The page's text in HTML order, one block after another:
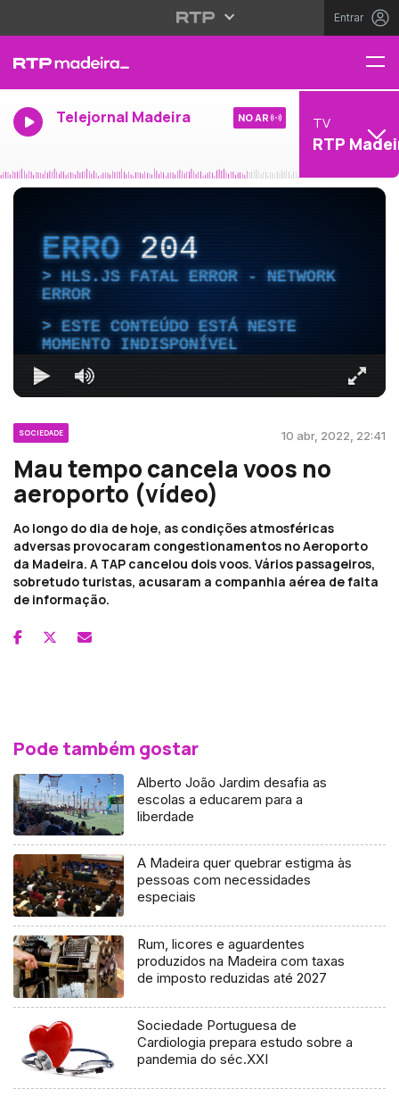
Entrar
Telejornal Madeira NO AR TV
RTP
ERRO204
HLS.JS FATAL ERROR - NETWORK
ERROR
ESTE CONTEÚDO ESTÁ NESTE
MOMENTO INDISPONÍVEL
SOCIEDADE 10 abr, 2022, 22:41
Mau tempo cancela voos no
aeroporto (vídeo)
Ao longo do dia de hoje, as condições atmosféricas
adversas provocaram congestionamentos no Aeroporto
da Madeira. A TAP cancelou dois voos. Vários passageiros,
sobretudo turistas, acusaram a companhia aérea de falta
de informação.
Pode também gostar
Alberto João Jardim desafia as
escolas a educarem para a
liberdade
A Madeira quer quebrar estigma às
pessoas com necessidades
especiais
Rum, licores e aguardentes
produzidos na Madeira com taxas
de imposto reduzidas até 2027
Sociedade Portuguesa de
Cardiologia prepara estudo sobre a
pandemia do séc.XXI